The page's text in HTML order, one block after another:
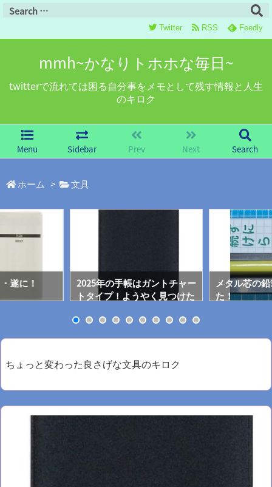
mmh~かなりトホホな毎日~
twitterで流れては困る自分事をメモとして残す情報と人生
のキロク
Menu Sidebar Prev Next Search
Twitter RSS Feedly
ホーム > 文具
遂に！
2025年の手帳はガントチャー
トタイプ！ようやく見つけた
メタル芯の
た！
ちょっと変わった良さげな文具のキロク